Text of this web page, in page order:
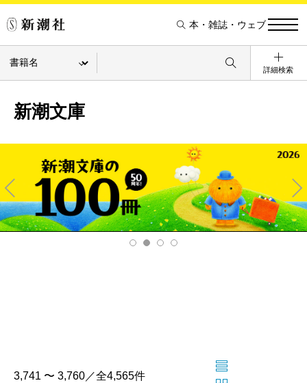
本・雑誌・ウェブ
詳細検索
新潮文庫
Pre
v
Ne
xt
3,741 〜 3,760／全4,565件